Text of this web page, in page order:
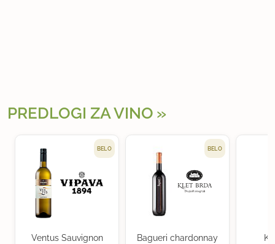
PREDLOGI ZA VINO
BELO
Ventus Sauvignon
BELO
Bagueri chardonnay